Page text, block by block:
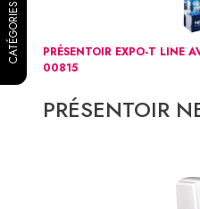
CATÉGORIES
PRÉSENTOIR EXPO-T LINE
00815
PRÉSENTOIR